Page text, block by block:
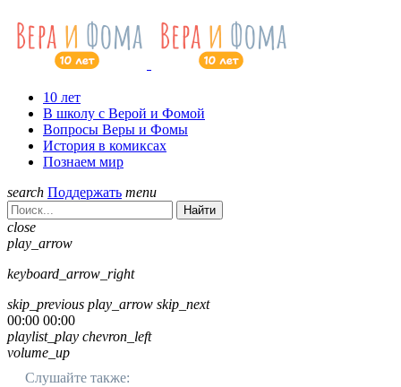
10 лет
В школу с Верой и Фомой
Вопросы Веры и Фомы
История в комиксах
Познаем мир
search Поддержать menu
Найти
close
play_arrow
keyboard_arrow_right
skip_previous play_arrow skip_next
00:00 00:00
playlist_play chevron_left
volume_up
Слушайте также: